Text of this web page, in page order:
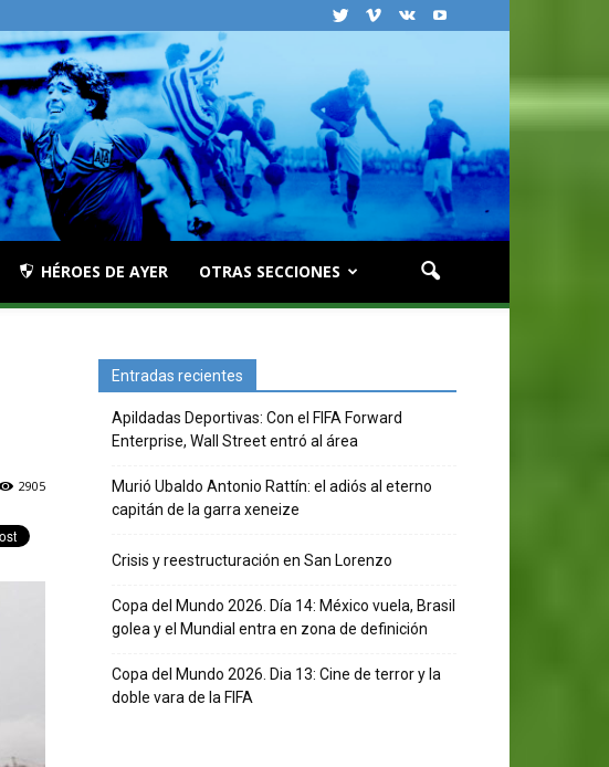
HÉROES DE AYER OTRAS SECCIONES
2905
Entradas recientes
Apildadas Deportivas: Con el FIFA Forward
Enterprise, Wall Street entró al área
Murió Ubaldo Antonio Rattín: el adiós al eterno
capitán de la garra xeneize
Crisis y reestructuración en San Lorenzo
Copa del Mundo 2026. Día 14: México vuela, Brasil
golea y el Mundial entra en zona de definición
Copa del Mundo 2026. Dia 13: Cine de terror y la
doble vara de la FIFA